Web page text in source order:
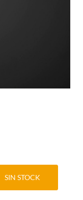
SIN STOCK